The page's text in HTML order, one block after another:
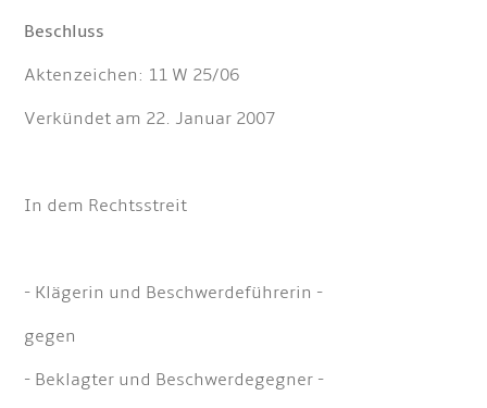
Beschluss
Aktenzeichen: 11 W 25/06
Verkündet am 22. Januar 2007
In dem Rechtsstreit
- Klägerin und Beschwerdeführerin -
gegen
- Beklagter und Beschwerdegegner -